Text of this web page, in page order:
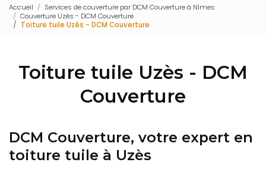
Accueil
Services de couverture par DCM Couverture à Nîmes
Couverture Uzès - DCM Couverture
Toiture tuile Uzès - DCM Couverture
Toiture tuile Uzès - DCM
Couverture
DCM Couverture, votre expert en
toiture tuile à Uzès